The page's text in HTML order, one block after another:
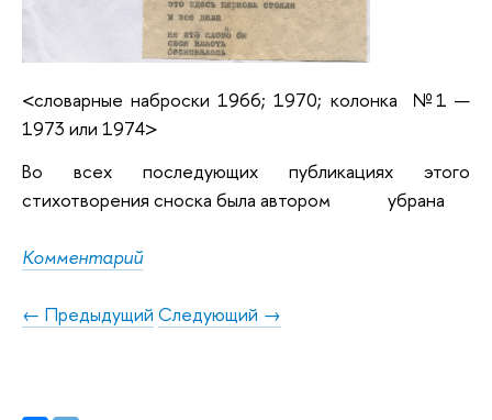
<словарные наброски 1966; 1970; колонка №1 —
1973 или 1974>
Во всех последующих публикациях этого
стихотворения сноска была автором убрана
Комментарий
← Предыдущий Следующий →